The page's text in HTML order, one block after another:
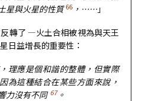
星與火星的性質66 ，…… 」
轉了 —火土合相被視為與天王
日益增長的重要性：
理應是個和諧的整體，但實際
為這種結合在某些方面來說，
力沒有不同 67。